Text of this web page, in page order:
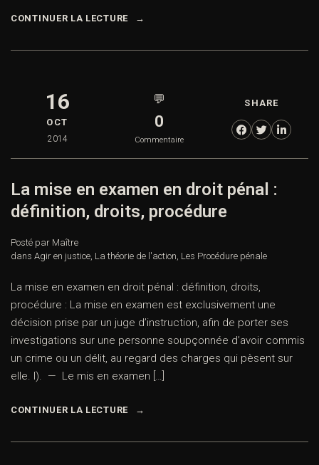
CONTINUER LA LECTURE
16
OCT
2014
💬
0
Commentaire
SHARE
La mise en examen en droit pénal :
définition, droits, procédure
Posté par Maître
dans Agir en justice, La théorie de l'action, Les Procédure pénale
La mise en examen en droit pénal : définition, droits,
procédure : La mise en examen est exclusivement une
décision prise par un juge d’instruction, afin de porter ses
investigations sur une personne soupçonnée d’avoir commis
un crime ou un délit, au regard des charges qui pèsent sur
elle. I). — Le mis en examen […]
CONTINUER LA LECTURE